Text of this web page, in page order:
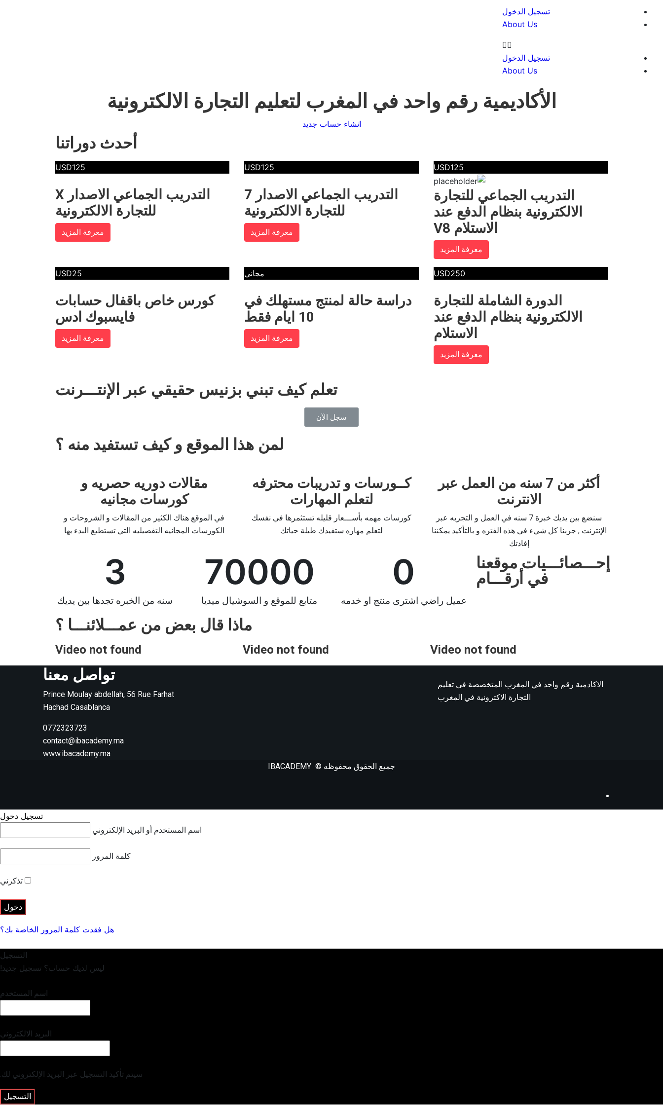
تسجيل الدخول
About Us
تسجيل الدخول
About Us
الأكاديمية رقم واحد في المغرب لتعليم التجارة الالكترونية
انشاء حساب جديد
أحدث دوراتنا
USD125
التدريب الجماعي للتجارة
الالكترونية بنظام الدفع عند
الاستلام V8
معرفة المزيد
USD125
التدريب الجماعي الاصدار 7
للتجارة الالكترونية
معرفة المزيد
USD125
التدريب الجماعي الاصدار X
للتجارة الالكترونية
معرفة المزيد
USD250
الدورة الشاملة للتجارة
الالكترونية بنظام الدفع عند
الاستلام
معرفة المزيد
مجاني
دراسة حالة لمنتج مستهلك في
10 ايام فقط
معرفة المزيد
USD25
كورس خاص باقفال حسابات
فايسبوك ادس
معرفة المزيد
تعلم كيف تبني بزنيس حقيقي عبر الإنتـــرنت
سجل الآن
لمن هذا الموقع و كيف تستفيد منه ؟
أكثر من 7 سنه من العمل عبر
الانترنت
سنضع بين يديك خبرة 7 سنه في العمل و التجربه عبر
الإنترنت , جربنا كل شيء في هذه الفتره و بالتأكيد يمكننا
إفادتك
كــورسات و تدريبات محترفه
لتعلم المهارات
كورسات مهمه بأســـعار قليله تستثمرها في نفسك
لتعلم مهاره ستفيدك طيلة حياتك
مقالات دوريه حصريه و
كورسات مجانيه
في الموقع هناك الكثير من المقالات و الشروحات و
الكورسات المجانيه التفصيليه التي تستطيع البدء بها
إحـــصائـــيات موقعنا
في أرقـــام
0
عميل راضي اشترى منتج او خدمه
70000
متابع للموقع و السوشيال ميديا
3
سنه من الخبره تجدها بين يديك
ماذا قال بعض من عمـــلائنـــا ؟
Video not found
Video not found
Video not found
الاكادمية رقم واحد في المغرب المتخصصة في تعليم
التجارة الاكترونية في المغرب
تواصل معنا
Prince Moulay abdellah, 56 Rue Farhat
Hachad Casablanca
0772323723
contact@ibacademy.ma
www.ibacademy.ma
جميع الحقوق محفوظه © IBACADEMY
تسجيل دخول
اسم المستخدم أو البريد الإلكتروني
كلمة المرور
تذكرني
هل فقدت كلمة المرور الخاصة بك؟
التسجيل
ليس لديك حساب؟ تسجيل جديد!
اسم المستخدم
البريد الالكتروني
سيتم تأكيد التسجيل عبر البريد الإلكتروني لك.